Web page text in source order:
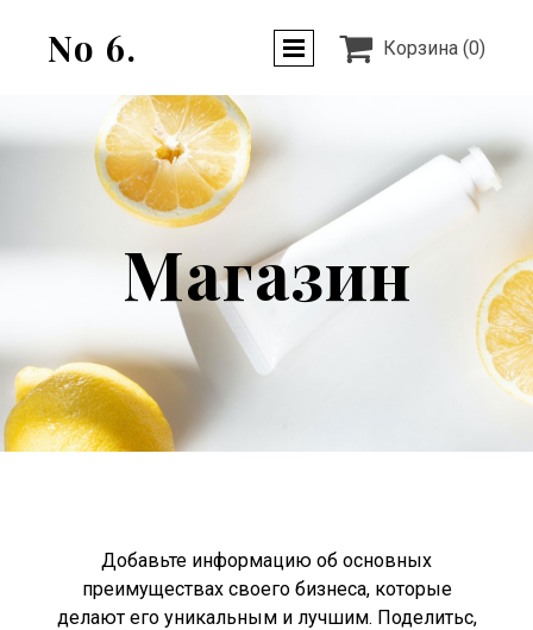
No 6.  Корзина (0)
Магазин
Добавьте информацию об основных
преимуществах своего бизнеса, которые
делают его уникальным и лучшим. Поделитьс,